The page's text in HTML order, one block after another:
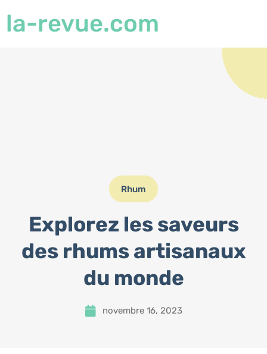
la-revue.com
Rhum
Explorez les saveurs
des rhums artisanaux
du monde
novembre 16, 2023